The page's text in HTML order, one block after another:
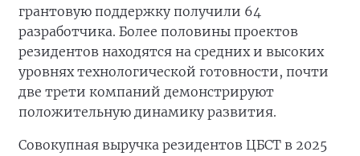
грантовую поддержку получили 64
разработчика. Более половины проектов
резидентов находятся на средних и высоких
уровнях технологической готовности, почти
две трети компаний демонстрируют
положительную динамику развития.
Совокупная выручка резидентов ЦБСТ в 2025